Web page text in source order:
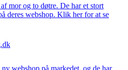
mor og to døtre. De har et stort
deres webshop. Klik her for at se
webshop på markedet, og de har